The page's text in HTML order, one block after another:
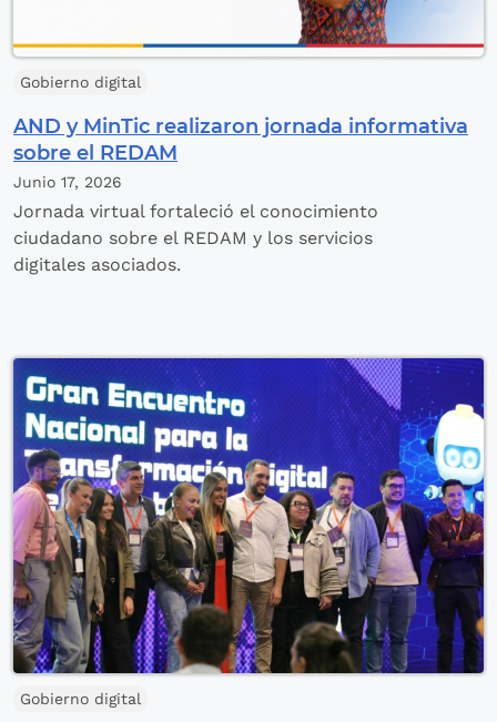
Gobierno digital
AND y MinTic realizaron jornada informativa
sobre el REDAM
Junio 17, 2026
Jornada virtual fortaleció el conocimiento
ciudadano sobre el REDAM y los servicios
digitales asociados.
Gobierno digital